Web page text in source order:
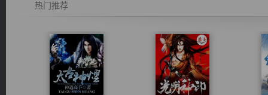
热门推荐